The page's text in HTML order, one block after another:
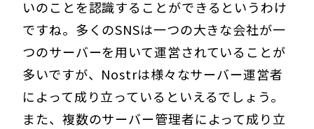
いのことを認識することができるというわけ
ですね。多くのSNSは一つの大きな会社が一
つのサーバーを用いて運営されていることが
多いですが、Nostrは様々なサーバー運営者
によって成り立っているといえるでしょう。
また、複数のサーバー管理者によって成り立